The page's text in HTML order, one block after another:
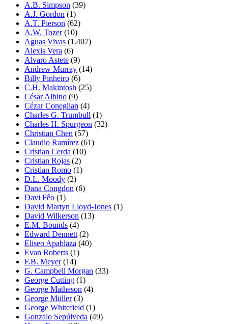
A.B. Simpson (39)
A.J. Gordon (1)
A.T. Pierson (62)
A.W. Tozer(10)
Aguas Vivas (1.407)
Alexis Vera (6)
Alvaro Astete (9)
Andrew Murray (14)
Billy Pinheiro (6)
C.H. Makintosh (25)
César Albino (9)
Cézar Coneglian (4)
Charles G. Trumbull (1)
Charles H. Spurgeon (32)
Christian Chen (57)
Claudio Ramírez (61)
Cristian Cerda (10)
Cristian Rojas (2)
Cristian Romo (1)
D.L. Moody (2)
Dana Congdon (6)
Davi Fêo (1)
David Martyn Lloyd-Jones (1)
David Wilkerson (13)
E.M. Bounds (4)
Edward Dennett(2)
Eliseo Apablaza (40)
Evan Roberts (1)
F.B. Meyer(14)
G. Campbell Morgan (33)
George Cutting (1)
George Matheson (4)
George Müller(3)
George Whitefield (1)
Gonzalo Sepúlveda (49)